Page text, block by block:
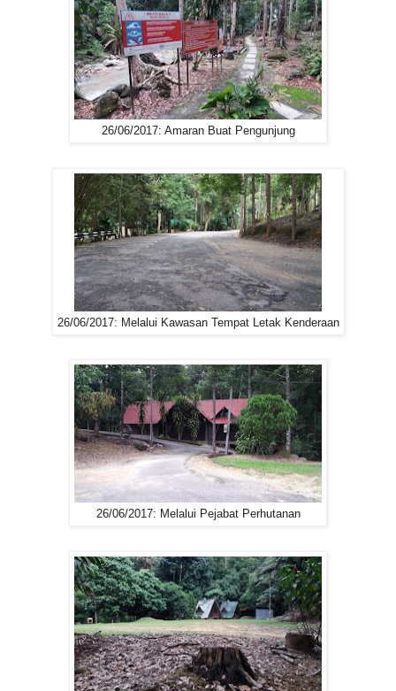
26/06/2017: Amaran Buat Pengunjung
26/06/2017: Melalui Kawasan Tempat Letak Kenderaan
26/06/2017: Melalui Pejabat Perhutanan